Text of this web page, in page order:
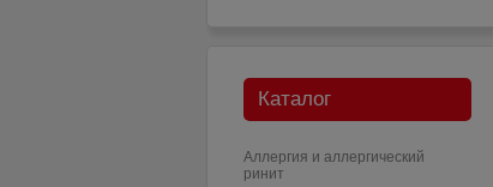
Каталог
Аллергия и аллергический
ринит